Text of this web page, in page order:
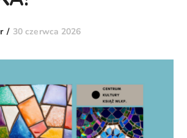
30 czerwca 2026